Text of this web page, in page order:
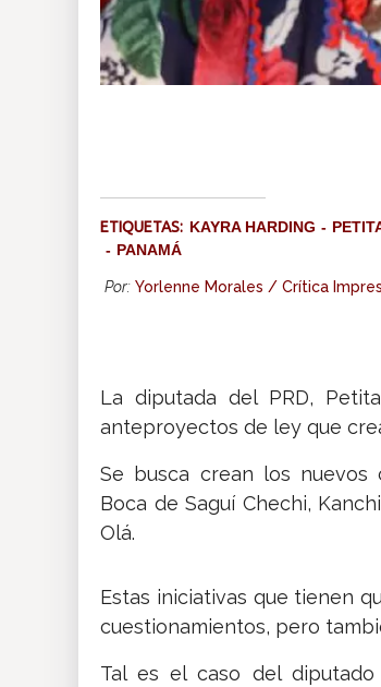
ETIQUETAS: KAYRA HARDING
PANAMÁ
Por: Yorlenne Morales / Crítica
La diputada del PRD,
anteproyectos de ley que
Se busca crean los nuevos
Boca de Saguí Chechi,
Olá.
Estas iniciativas que tienen
cuestionamientos, pero
Tal es el caso del diputado